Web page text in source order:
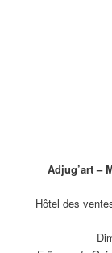
Adjug’art –
Hôtel des